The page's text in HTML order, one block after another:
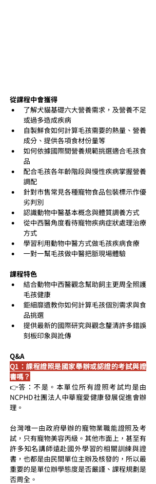
從課程中會獲得
了解犬貓基礎六大營養需求，及營養不足
或過多造成疾病
自製鮮食如何計算毛孩需要的熱量、營養
成分、提供各項食材份量等
如何依據國際間營養規範挑選適合毛孩食
品
配合毛孩各年齡階段與慢性疾病掌握營養
調配
針對市售常見各種寵物食品包裝標示作優
劣判別
認識動物中醫基本概念與體質調養方式
從中西醫角度看待寵物疾病症狀處理治療
方式
學習利用動物中醫方式做毛孩疾病食療
一對一幫毛孩做中醫把脈現場體驗
課程特色
結合動物中西醫觀念幫助飼主更周全照護
毛孩健康
鉅細靡遺教你如何計算毛孩個別需求與食
品挑選
提供最新的國際研究與觀念釐清許多錯誤
刻板印象與訛傳
Q&A
Q1：課程證照是國家舉辦或認證的考試與證
書嗎？
👉答：不是。本單位所有證照考試均是由
NCPHD社團法人中華寵愛健康發展促進會辦
理。
台灣唯一由政府舉辦的寵物業職能證照及考
試，只有寵物美容丙級。其他市面上，甚至有
許多知名講師遠赴國外學習的相關訓練與證
書，也都是由民間單位主辦及核發的，所以最
重要的是單位辦學態度是否嚴謹、課程規劃是
否周全。